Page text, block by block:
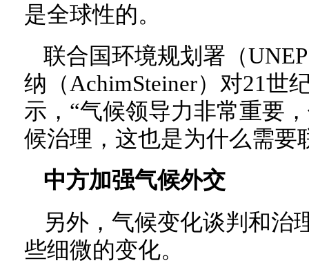
是全球性的。
联合国环境规划署（
纳（AchimSteiner）对21世
示，“气候领导力非常重要
候治理，这也是为什么需要
中方加强气候外交
另外，气候变化谈判和治
些细微的变化。